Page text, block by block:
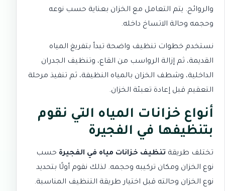
والروائح. يتم التعامل مع الخزان بعناية حسب نوعه
وحجمه وحالة الاتساخ داخله.
نستخدم خطوات تنظيف واضحة تبدأ بتفريغ المياه
القديمة، ثم إزالة الرواسب من القاع، وتنظيف الجدران
الداخلية، وشطف الخزان بالمياه النظيفة، ثم تنفيذ مرحلة
التعقيم قبل إعادة تعبئة الخزان.
أنواع خزانات المياه التي نقوم
بتنظيفها في الفجيرة
تختلف طريقة تنظيف خزانات مياه في الفجيرة حسب
نوع الخزان ومكان تركيبه وحجمه. لذلك نقوم أولًا بتحديد
نوع الخزان وحالته قبل اختيار طريقة التنظيف المناسبة.